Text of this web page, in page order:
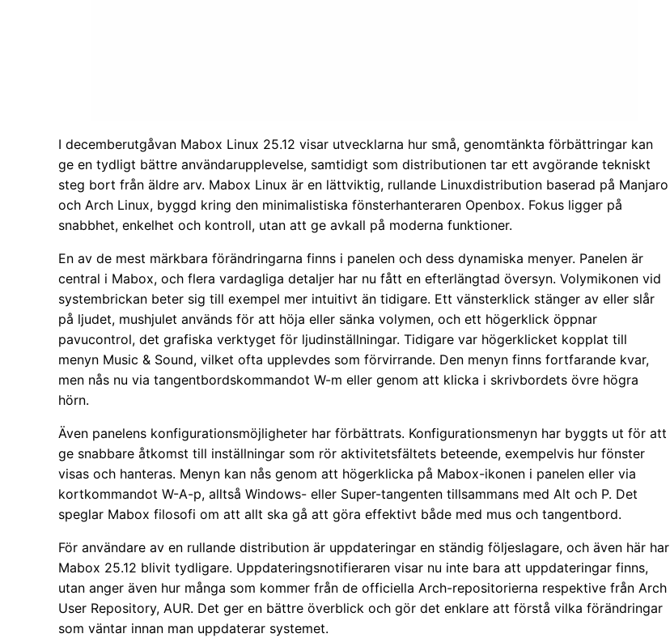
I decemberutgåvan Mabox Linux 25.12 visar utvecklarna hur små, genomtänkta förbättringar kan
ge en tydligt bättre användarupplevelse, samtidigt som distributionen tar ett avgörande tekniskt
steg bort från äldre arv. Mabox Linux är en lättviktig, rullande Linuxdistribution baserad på Manjaro
och Arch Linux, byggd kring den minimalistiska fönsterhanteraren Openbox. Fokus ligger på
snabbhet, enkelhet och kontroll, utan att ge avkall på moderna funktioner.
En av de mest märkbara förändringarna finns i panelen och dess dynamiska menyer. Panelen är
central i Mabox, och flera vardagliga detaljer har nu fått en efterlängtad översyn. Volymikonen vid
systembrickan beter sig till exempel mer intuitivt än tidigare. Ett vänsterklick stänger av eller slår
på ljudet, mushjulet används för att höja eller sänka volymen, och ett högerklick öppnar
pavucontrol, det grafiska verktyget för ljudinställningar. Tidigare var högerklicket kopplat till
menyn Music & Sound, vilket ofta upplevdes som förvirrande. Den menyn finns fortfarande kvar,
men nås nu via tangentbordskommandot W-m eller genom att klicka i skrivbordets övre högra
hörn.
Även panelens konfigurationsmöjligheter har förbättrats. Konfigurationsmenyn har byggts ut för att
ge snabbare åtkomst till inställningar som rör aktivitetsfältets beteende, exempelvis hur fönster
visas och hanteras. Menyn kan nås genom att högerklicka på Mabox-ikonen i panelen eller via
kortkommandot W-A-p, alltså Windows- eller Super-tangenten tillsammans med Alt och P. Det
speglar Mabox filosofi om att allt ska gå att göra effektivt både med mus och tangentbord.
För användare av en rullande distribution är uppdateringar en ständig följeslagare, och även här har
Mabox 25.12 blivit tydligare. Uppdateringsnotifieraren visar nu inte bara att uppdateringar finns,
utan anger även hur många som kommer från de officiella Arch-repositorierna respektive från Arch
User Repository, AUR. Det ger en bättre överblick och gör det enklare att förstå vilka förändringar
som väntar innan man uppdaterar systemet.